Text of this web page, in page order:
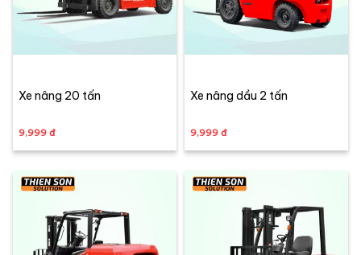
Xe nâng 20 tấn
9,999 đ
Xe nâng dầu 2 tấn
9,999 đ